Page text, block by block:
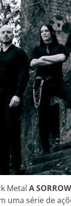
Metal A
uma série de